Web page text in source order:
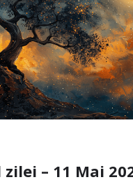
– 11 Mai